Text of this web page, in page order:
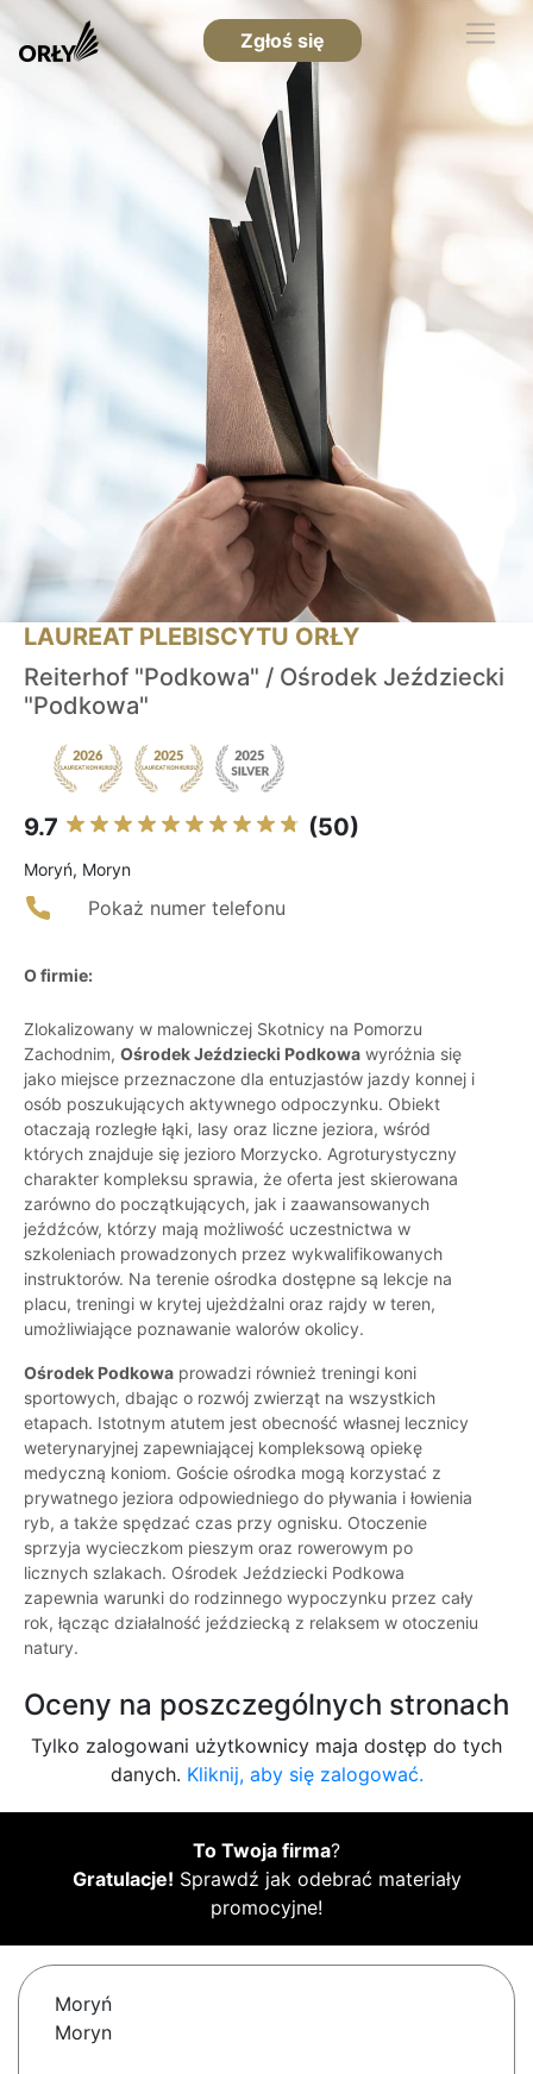
Zgłoś się
LAUREAT PLEBISCYTU ORŁY
Reiterhof "Podkowa" / Ośrodek Jeździecki
"Podkowa"
9.7 (50)
Moryń, Moryn
Pokaż numer telefonu
O firmie:
Zlokalizowany w malowniczej Skotnicy na Pomorzu
Zachodnim, Ośrodek Jeździecki Podkowa wyróżnia się
jako miejsce przeznaczone dla entuzjastów jazdy konnej i
osób poszukujących aktywnego odpoczynku. Obiekt
otaczają rozległe łąki, lasy oraz liczne jeziora, wśród
których znajduje się jezioro Morzycko. Agroturystyczny
charakter kompleksu sprawia, że oferta jest skierowana
zarówno do początkujących, jak i zaawansowanych
jeźdźców, którzy mają możliwość uczestnictwa w
szkoleniach prowadzonych przez wykwalifikowanych
instruktorów. Na terenie ośrodka dostępne są lekcje na
placu, treningi w krytej ujeżdżalni oraz rajdy w teren,
umożliwiające poznawanie walorów okolicy.
Ośrodek Podkowa prowadzi również treningi koni
sportowych, dbając o rozwój zwierząt na wszystkich
etapach. Istotnym atutem jest obecność własnej lecznicy
weterynaryjnej zapewniającej kompleksową opiekę
medyczną koniom. Goście ośrodka mogą korzystać z
prywatnego jeziora odpowiedniego do pływania i łowienia
ryb, a także spędzać czas przy ognisku. Otoczenie
sprzyja wycieczkom pieszym oraz rowerowym po
licznych szlakach. Ośrodek Jeździecki Podkowa
zapewnia warunki do rodzinnego wypoczynku przez cały
rok, łącząc działalność jeździecką z relaksem w otoczeniu
natury.
Oceny na poszczególnych stronach
Tylko zalogowani użytkownicy maja dostęp do tych
danych. Kliknij, aby się zalogować.
To Twoja firma?
Gratulacje! Sprawdź jak odebrać materiały
promocyjne!
Moryń
Moryn